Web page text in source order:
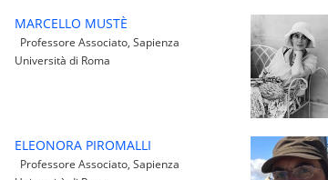
MARCELLO MUSTÈ
Professore Associato, Sapienza
Università di Roma
ELEONORA PIROMALLI
Professore Associato, Sapienza